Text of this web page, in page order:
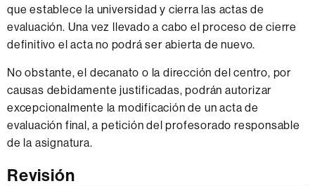
que establece la universidad y cierra las actas de
evaluación. Una vez llevado a cabo el proceso de cierre
definitivo el acta no podrá ser abierta de nuevo.
No obstante, el decanato o la dirección del centro, por
causas debidamente justificadas, podrán autorizar
excepcionalmente la modificación de un acta de
evaluación final, a petición del profesorado responsable
de la asignatura.
Revisión